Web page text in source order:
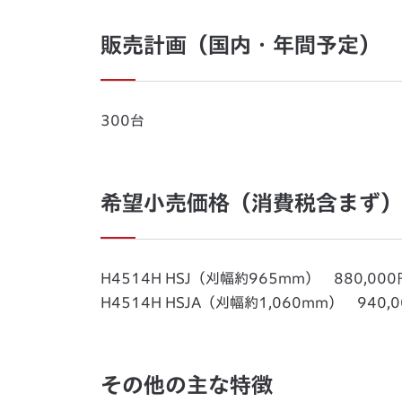
販売計画（国内・年間予定）
300台
希望小売価格（消費税含まず）
H4514H HSJ（刈幅約965mm） 880,000
H4514H HSJA（刈幅約1,060mm）
その他の主な特徴